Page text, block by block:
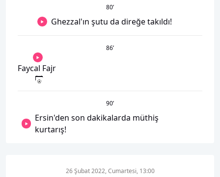
80’
Ghezzal'ın şutu da direğe takıldı!
86’
Faycal Fajr
90’
Ersin'den son dakikalarda müthiş
kurtarış!
26 Şubat 2022, Cumartesi, 13:00